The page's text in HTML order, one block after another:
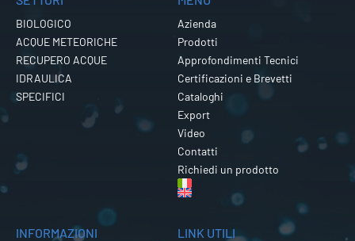
BIOLOGICO
ACQUE METEORICHE
RECUPERO ACQUE
IDRAULICA
SPECIFICI
Azienda
Prodotti
Approfondimenti Tecnici
Certificazioni e Brevetti
Cataloghi
Export
Video
Contatti
Richiedi un prodotto
INFORMAZIONI LINK UTILI